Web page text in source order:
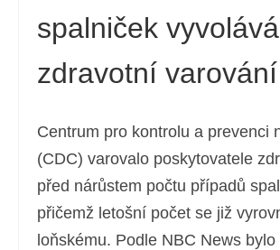
spalniček vyvolává
zdravotní varování
Centrum pro kontrolu a prevenci
(CDC) varovalo poskytovatele
před nárůstem počtu případů
přičemž letošní počet se již
loňskému. Podle NBC News bylo